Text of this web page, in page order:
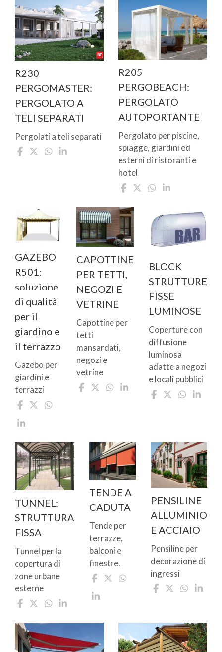
R230
PERGOMASTER:
PERGOLATO A
TELI SEPARATI
Pergolati a teli separati
R205
PERGOBEACH:
PERGOLATO
AUTOPORTANTE
Pergolato per piscine,
spiagge, giardini ed
esterni di ristoranti e
hotel
GAZEBO
R501:
soluzione
di qualità
per il
giardino e
il terrazzo
Gazebo per
giardini e
terrazzi
CAPOTTINE
PER TETTI,
NEGOZI E
VETRINE
Capottine per
tetti
mansardati,
negozi e
vetrine
BLOCK
STRUTTURE
FISSE
LUMINOSE
Coperture con
diffusione
luminosa
adatte a negozi
e locali pubblici
TUNNEL:
STRUTTURA
FISSA
Tunnel per la
copertura di
zone urbane
esterne
TENDE A
CADUTA
Tende per
terrazze,
balconi e
finestre.
PENSILINE
ALLUMINIO
E ACCIAIO
Pensiline per
decorazione di
ingressi